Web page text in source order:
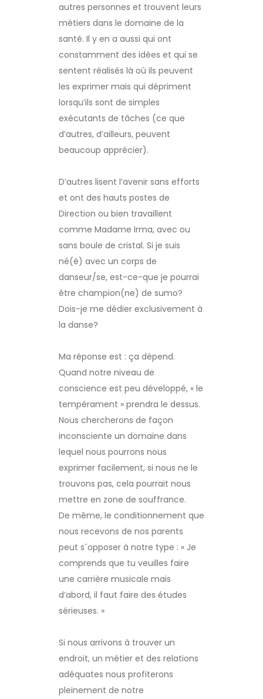
autres personnes et trouvent leurs
métiers dans le domaine de la
santé. Il y en a aussi qui ont
constamment des idées et qui se
sentent réalisés là où ils peuvent
les exprimer mais qui dépriment
lorsqu’ils sont de simples
exécutants de tâches (ce que
d’autres, d’ailleurs, peuvent
beaucoup apprécier).
D’autres lisent l’avenir sans efforts
et ont des hauts postes de
Direction ou bien travaillent
comme Madame Irma, avec ou
sans boule de cristal. Si je suis
né(é) avec un corps de
danseur/se, est-ce-que je pourrai
être champion(ne) de sumo?
Dois-je me dédier exclusivement à
la danse?
Ma réponse est : ça dépend.
Quand notre niveau de
conscience est peu développé, « le
tempérament » prendra le dessus.
Nous chercherons de façon
inconsciente un domaine dans
lequel nous pourrons nous
exprimer facilement, si nous ne le
trouvons pas, cela pourrait nous
mettre en zone de souffrance.
De même, le conditionnement que
nous recevons de nos parents
peut s´opposer à notre type : « Je
comprends que tu veuilles faire
une carrière musicale mais
d’abord, il faut faire des études
sérieuses. »
Si nous arrivons à trouver un
endroit, un métier et des relations
adéquates nous profiterons
pleinement de notre